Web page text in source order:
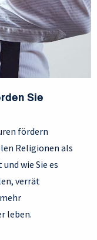
Sie
fördern
Religionen als
wie Sie es
verrät
leben.